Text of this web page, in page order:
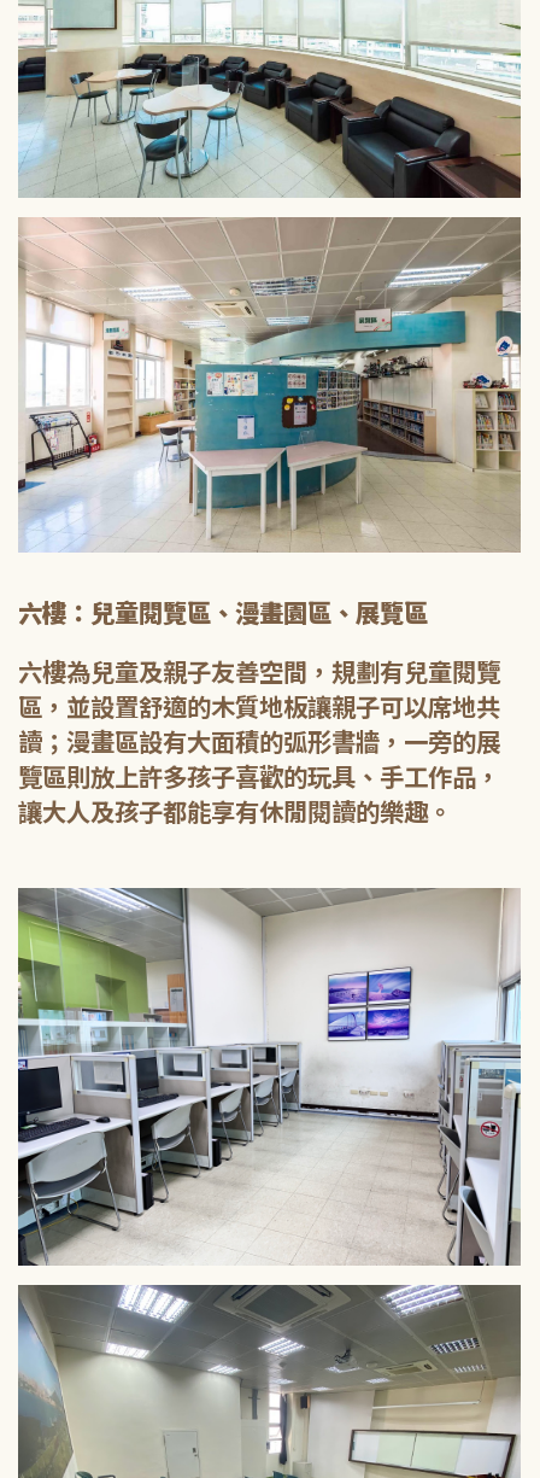
六樓：兒童閱覽區、漫畫園區、展覽區
六樓為兒童及親子友善空間，規劃有兒童閱覽
區，並設置舒適的木質地板讓親子可以席地共
讀；漫畫區設有大面積的弧形書牆，一旁的展
覽區則放上許多孩子喜歡的玩具、手工作品，
讓大人及孩子都能享有休閒閱讀的樂趣。